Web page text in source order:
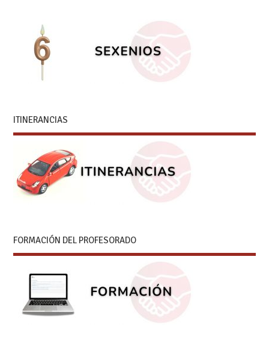
ITINERANCIAS
FORMACIÓN DEL PROFESORADO